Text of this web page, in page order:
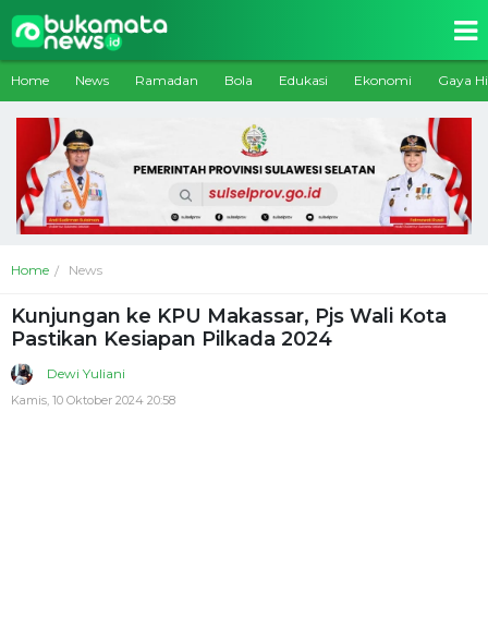
Home News Ramadan Bola Edukasi Ekonomi Gaya
Home News
Kunjungan ke KPU Makassar, Pjs Wali Kota
Pastikan Kesiapan Pilkada 2024
Dewi Yuliani
Kamis, 10 Oktober 2024 20:58